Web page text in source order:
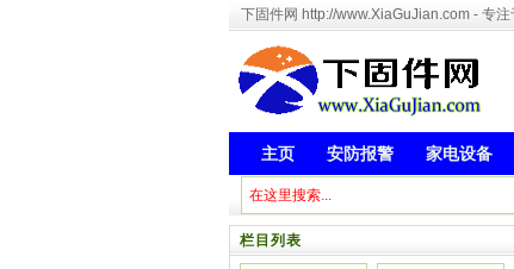
下固件网 http://www.XiaGuJian.com - 专注
主页 安防报警 家电设备
栏目列表